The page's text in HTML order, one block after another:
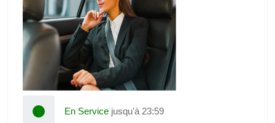
En Service jusqu'à 23:59